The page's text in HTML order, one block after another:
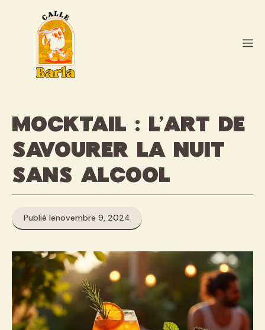
Mocktail : l’art de
savourer la nuit
sans alcool
Publié lenovembre 9, 2024